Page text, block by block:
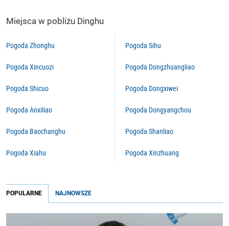
Miejsca w pobliżu Dinghu
Pogoda Zhonghu
Pogoda Xincuozi
Pogoda Shicuo
Pogoda Anxiliao
Pogoda Baochanghu
Pogoda Xiahu
Pogoda Sihu
Pogoda Dongzhuangliao
Pogoda Dongxiwei
Pogoda Dongyangchou
Pogoda Shanliao
Pogoda Xinzhuang
POPULARNE NAJNOWSZE